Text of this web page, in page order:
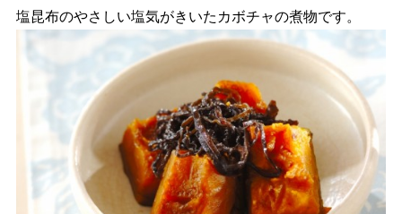
塩昆布のやさしい塩気がきいたカボチャの煮物です。